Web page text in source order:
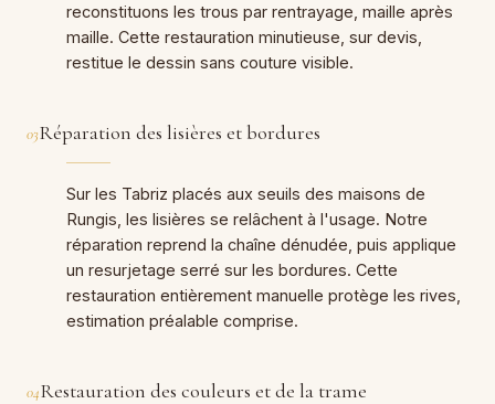
reconstituons les trous par rentrayage, maille après
maille. Cette restauration minutieuse, sur devis,
restitue le dessin sans couture visible.
03Réparation des lisières et bordures
Sur les Tabriz placés aux seuils des maisons de
Rungis, les lisières se relâchent à l'usage. Notre
réparation reprend la chaîne dénudée, puis applique
un resurjetage serré sur les bordures. Cette
restauration entièrement manuelle protège les rives,
estimation préalable comprise.
04Restauration des couleurs et de la trame